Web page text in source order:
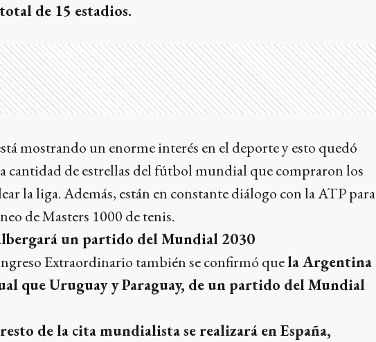
de 15 estadios.
mostrando un enorme interés en el deporte y esto quedó
cantidad de estrellas del fútbol mundial que compraron los
la liga. Además, están en constante diálogo con la ATP para
de Masters 1000 de tenis.
un partido del Mundial 2030
Extraordinario también se confirmó quela Argentina
que Uruguay y Paraguay, de un partido del Mundial
de la cita mundialista se realizará en España,